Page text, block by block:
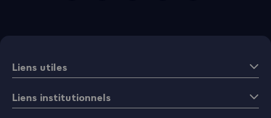
Liens utiles
Liens institutionnels